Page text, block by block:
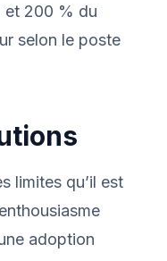
et 200 % du
selon le poste
limites qu’il est
adoption